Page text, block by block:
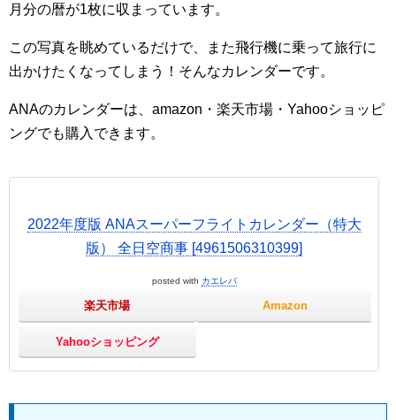
月分の暦が1枚に収まっています。
この写真を眺めているだけで、また飛行機に乗って旅行に
出かけたくなってしまう！そんなカレンダーです。
ANAのカレンダーは、amazon・楽天市場・Yahooショッピ
ングでも購入できます。
2022年度版 ANAスーパーフライトカレンダー（特大
版） 全日空商事 [4961506310399]
posted with カエレバ
楽天市場 Amazon
Yahooショッピング